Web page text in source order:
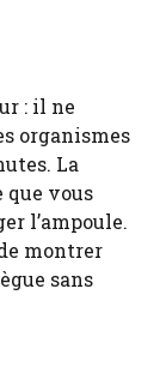
: il ne
organismes
La
que vous
l’ampoule.
montrer
sans